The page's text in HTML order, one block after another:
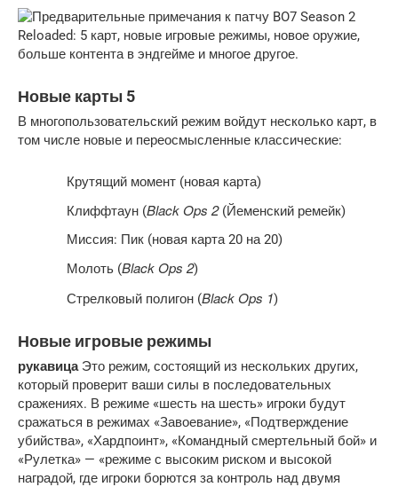
Новые карты 5
В многопользовательский режим войдут несколько карт, в
том числе новые и переосмысленные классические:
Крутящий момент (новая карта)
Клиффтаун (Black Ops 2(Йеменский ремейк)
Миссия: Пик (новая карта 20 на 20)
Молоть (Black Ops 2)
Стрелковый полигон (Black Ops 1)
Новые игровые режимы
рукавица Это режим, состоящий из нескольких других,
который проверит ваши силы в последовательных
сражениях. В режиме «шесть на шесть» игроки будут
сражаться в режимах «Завоевание», «Подтверждение
убийства», «Хардпоинт», «Командный смертельный бой» и
«Рулетка» — «режиме с высоким риском и высокой
наградой, где игроки борются за контроль над двумя